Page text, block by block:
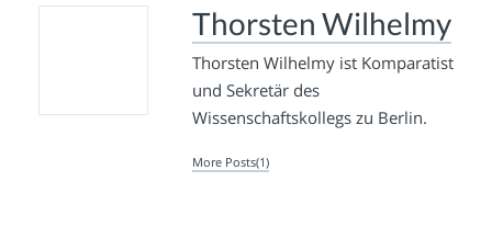
Thorsten Wilhelmy
Thorsten Wilhelmy ist Komparatist
und Sekretär des
Wissenschaftskollegs zu Berlin.
More Posts(1)